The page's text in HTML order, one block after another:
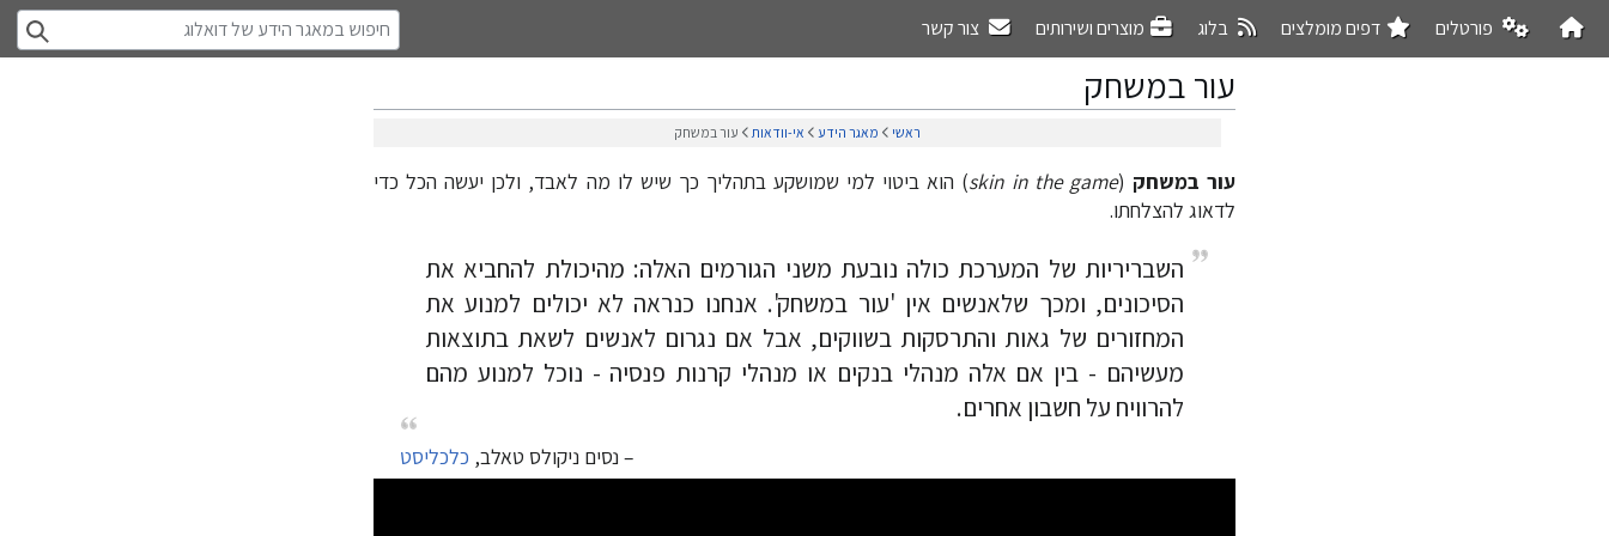
פורטלים דפים מומלצים בלוג מוצרים ושירותים צור קשר
עור במשחק
ראשי מאגר הידע אי-וודאות עור במשחק
קפיצה
לניווט
קפיצה
לחיפוש
עור במשחק (
skin in the game) הוא ביטוי למי שמושקע בתהליך כך שיש לו מה לאבד, ולכן יעשה הכל כדי
לדאוג להצלחתו.
השבריריות של המערכת כולה נובעת משני הגורמים האלה: מהיכולת להחביא את
הסיכונים, ומכך שלאנשים אין 'עור במשחק'. אנחנו כנראה לא יכולים למנוע את
המחזורים של גאות והתרסקות בשווקים, אבל אם נגרום לאנשים לשאת בתוצאות
מעשיהם - בין אם אלה מנהלי בנקים או מנהלי קרנות פנסיה - נוכל למנוע מהם
להרוויח על חשבון אחרים.
– נסים ניקולס טאלב, כלכליסט